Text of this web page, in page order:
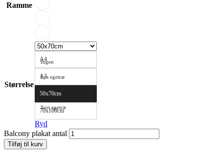
Ramme
Ingen
Lys egetræ
Mørk egetræ
Sort egetræ
Størrelse
A4
A3
50x70cm
70x100cm
Ryd
Balcony plakat antal
Tilføj til kurv